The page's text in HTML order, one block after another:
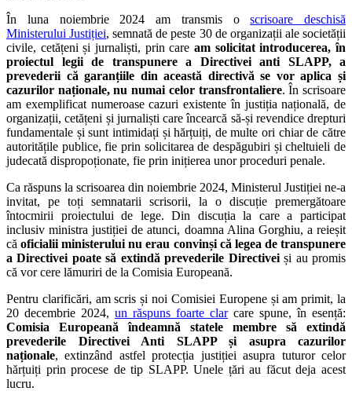
În luna noiembrie 2024 am transmis oscrisoare deschisă
Ministerului Justiției, semnată de peste 30 de organizații ale societății
civile, cetățeni și jurnaliști, prin care am solicitat introducerea, în
proiectul legii de transpunere a Directivei anti SLAPP, a
prevederii că garanțiile din această directivă se vor aplica și
cazurilor naționale, nu numai celor transfrontaliere. În scrisoare
am exemplificat numeroase cazuri existente în justiția națională, de
organizații, cetățeni și jurnaliști care încearcă să-și revendice drepturi
fundamentale și sunt intimidați și hărțuiți, de multe ori chiar de către
autoritățile publice, fie prin solicitarea de despăgubiri și cheltuieli de
judecată dispropoționate, fie prin inițierea unor proceduri penale.
Ca răspuns la scrisoarea din noiembrie 2024, Ministerul Justiției ne-a
invitat, pe toți semnatarii scrisorii, la o discuție premergătoare
întocmirii proiectului de lege. Din discuția la care a participat
inclusiv ministra justiției de atunci, doamna Alina Gorghiu, a reieșit
căoficialii ministerului nu erau convinși că legea de transpunere
a Directivei poate să extindă prevederile Directiveiși au promis
că vor cere lămuriri de la Comisia Europeană.
Pentru clarificări, am scris și noi Comisiei Europene și am primit, la
20 decembrie 2024, un răspuns foarte clarcare spune, în esență:
Comisia Europeană îndeamnă statele membre să extindă
prevederile Directivei Anti SLAPP și asupra cazurilor
naționale, extinzând astfel protecția justiției asupra tuturor celor
hărțuiți prin procese de tip SLAPP. Unele țări au făcut deja acest
lucru.